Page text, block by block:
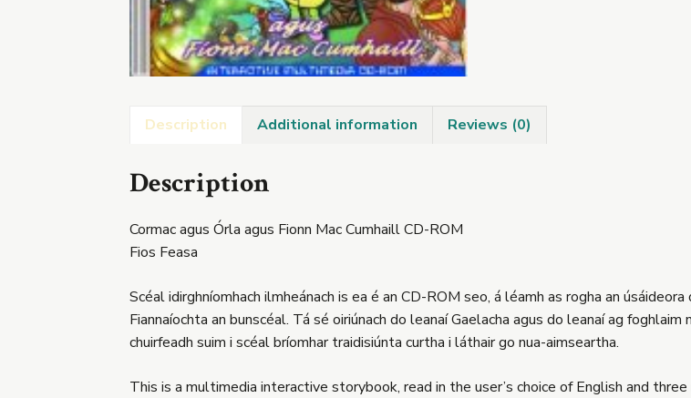
ROM
quantity
Description Additional information Reviews (0)
Description
Cormac agus Órla agus Fionn Mac Cumhaill CD-ROM
Fios Feasa
Scéal idirghníomhach ilmheánach is ea é an CD-ROM seo, á léamh as rogha an
Fiannaíochta an bunscéal. Tá sé oiriúnach do leanaí Gaelacha agus do leanaí ag foghlaim
chuirfeadh suim i scéal bríomhar traidisiúnta curtha i láthair go nua-aimseartha.
This is a multimedia interactive storybook, read in the user’s choice of English and